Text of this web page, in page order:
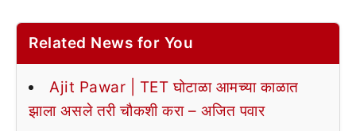
Related News for You
Ajit Pawar | TET घोटाळा आमच्या काळात
झाला असले तरी चौकशी करा – अजित पवार